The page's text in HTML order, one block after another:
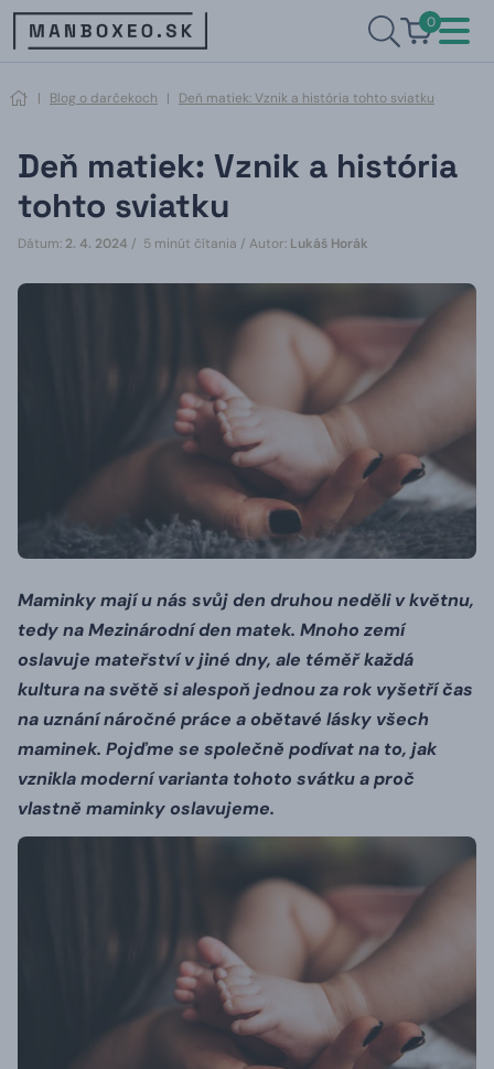
0
| Blog o darčekoch | Deň matiek: Vznik a história tohto sviatku
Deň matiek: Vznik a história
tohto sviatku
Dátum: 2. 4. 2024 / 5 minút čítania / Autor: Lukáš Horák
Maminky mají u nás svůj den druhou neděli v květnu,
tedy na Mezinárodní den matek. Mnoho zemí
oslavuje mateřství v jiné dny, ale téměř každá
kultura na světě si alespoň jednou za rok vyšetří čas
na uznání náročné práce a obětavé lásky všech
maminek. Pojďme se společně podívat na to, jak
vznikla moderní varianta tohoto svátku a proč
vlastně maminky oslavujeme.